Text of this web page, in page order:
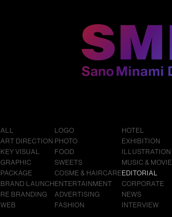
ALL
ART DIRECTION
KEY VISUAL
GRAPHIC
PACKAGE
BRAND LAUNCH
RE BRANDING
WEB
LOGO
PHOTO
FOOD
SWEETS
COSME & HAIRCARE
ENTERTAINMENT
ADVERTISING
FASHION
HOTEL
EXHIBITION
ILLUSTRATION
MUSIC & MOVIE
EDITORIAL
CORPORATE
NEWS
INTERVIEW